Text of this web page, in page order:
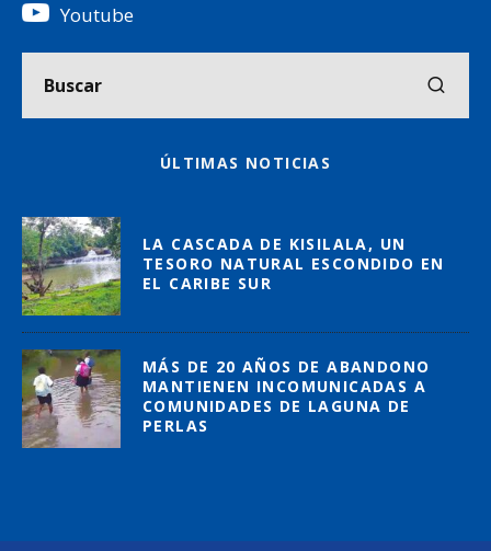
Youtube
ÚLTIMAS NOTICIAS
LA CASCADA DE KISILALA, UN
TESORO NATURAL ESCONDIDO EN
EL CARIBE SUR
MÁS DE 20 AÑOS DE ABANDONO
MANTIENEN INCOMUNICADAS A
COMUNIDADES DE LAGUNA DE
PERLAS